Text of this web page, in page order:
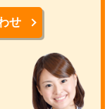
せ